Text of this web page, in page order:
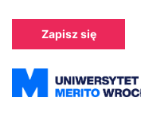
treści
Zapisz się